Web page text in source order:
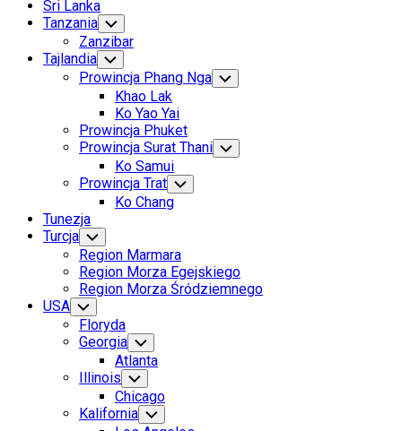
Sri Lanka
Tanzania Toggle
Child
Menu
Zanzibar
Tajlandia Toggle
Child
Menu
Prowincja Phang Nga Toggle
Child
Khao Lak
Ko Yao Yai
Prowincja Phuket
Prowincja Surat Thani Toggle
Child
Ko Samui
Prowincja Trat Toggle
Child
Menu
Ko Chang
Tunezja
Turcja Toggle
Child
Menu
Region Marmara
Region Morza Egejskiego
Region Morza Śródziemnego
USA Toggle
Child
Menu
Floryda
Georgia Toggle
Child
Menu
Atlanta
Illinois Toggle
Child
Menu
Chicago
Kalifornia Toggle
Child